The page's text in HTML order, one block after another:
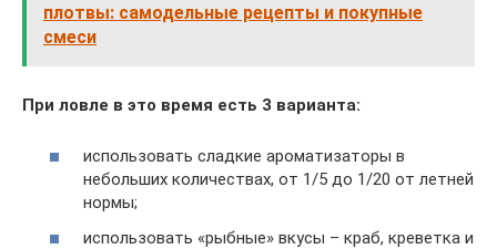
плотвы: самодельные рецепты и покупные
смеси
При ловле в это время есть 3 варианта:
использовать сладкие ароматизаторы в
небольших количествах, от 1/5 до 1/20 от летней
нормы;
использовать «рыбные» вкусы – краб, креветка и